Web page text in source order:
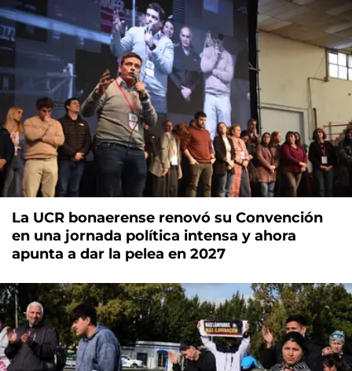
La UCR bonaerense renovó su Convención
en una jornada política intensa y ahora
apunta a dar la pelea en 2027